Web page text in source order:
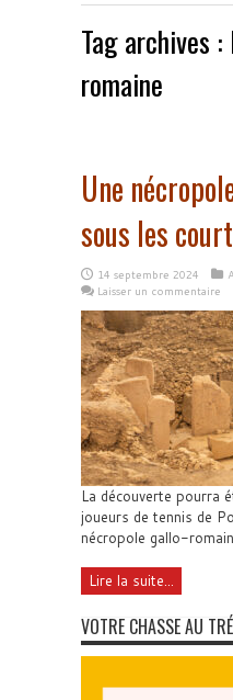
Tag archives :
romaine
Une
sous les
14 septembre 2024
Laisser un commentaire
La découverte pourra
joueurs de tennis de
nécropole gallo-
Lire la suite...
VOTRE CHASSE AU